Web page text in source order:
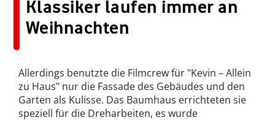
Klassiker laufen immer an
Weihnachten
Allerdings benutzte die Filmcrew für "Kevin – Allein
zu Haus" nur die Fassade des Gebäudes und den
Garten als Kulisse. Das Baumhaus errichteten sie
speziell für die Dreharbeiten, es wurde